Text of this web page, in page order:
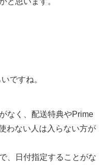
ですね。
なく、配送特典やPrime
わない人は入らない方が
、日付指定することがな